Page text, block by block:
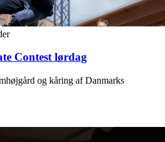
Contest lørdag
og kåring af Danmarks